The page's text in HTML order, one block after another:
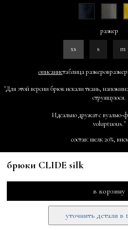
размер
xs s m
описаниетаблица размеров
"Для этой версии брюк искали ткань,
струящуюся.
Идеально дружат с
voluptuous."
состав: шелк 20%,
брюки CLIDE silk
в корзину
уточнить детали в